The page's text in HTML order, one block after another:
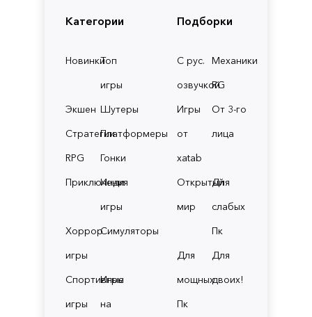
Категории
НовинкиТоп
игры
Экшен Шутеры
СтратегииПлатформеры
RPG
Гонки
Приключения
Инди
игры
Хоррор
игры
Симуляторы
Спортивные
игры
Игры
на
Подборки
С рус.
озвучкой
Механики
RG
Игры
от
xatab
От 3-го
лица
Открытый
мир
Для
слабых
Пк
Для
мощных
Пк
Для
двоих!